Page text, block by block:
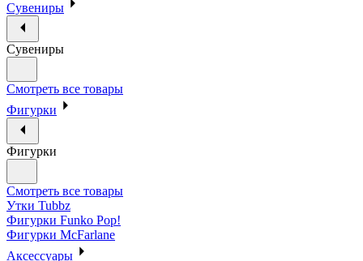
Сувениры
Сувениры
Смотреть все товары
Фигурки
Фигурки
Смотреть все товары
Утки Tubbz
Фигурки Funko Pop!
Фигурки McFarlane
Аксессуары